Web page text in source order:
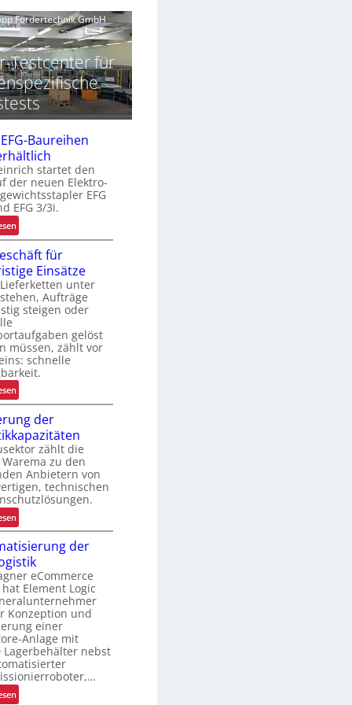
n
Fördertechnik GmbH
Testcenter für
Baureihen
startet den
der neuen Elektro-
EFG
EFG 3/3i.
:
N
e
u
e
E
F
G
-
B
a
u
r
e
i
h
e
n
j
e
t
z
t
e
r
h
ä
l
t
l
i
c
für
Einsätze
unter
Aufträge
steigen oder
gelöst
müssen, zählt vor
schnelle
:
M
i
e
t
g
e
s
c
h
ä
f
t
f
ü
r
k
u
r
z
f
der
zählt die
zu den
Anbietern von
technischen
:
S
t
e
i
g
e
r
u
n
g
d
e
der
eCommerce
Element Logic
Konzeption und
einer
Anlage mit
Lagerbehälter nebst
: